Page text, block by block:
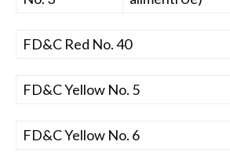
FD&C Red No. 40
FD&C Yellow No. 5
FD&C Yellow No. 6